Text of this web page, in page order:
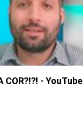
COR?!?! - YouTube